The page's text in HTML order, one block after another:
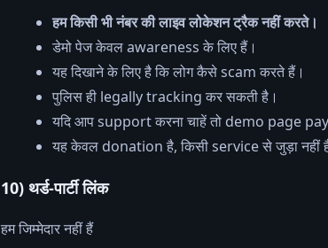
हम किसी भी नंबर की लाइव लोकेशन ट्रैक नहीं करते।
डेमो पेज केवल awareness के लिए हैं।
यह दिखाने के लिए है कि लोग कैसे scam करते हैं।
पुलिस ही legally tracking कर सकती है।
यदि आप support करना चाहें तो demo page
यह केवल donation है, किसी service से जुड़ा नहीं
10) थर्ड-पार्टी लिंक
हम जिम्मेदार नहीं हैं